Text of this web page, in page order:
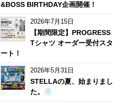
&BOSS BIRTHDAY企画開催！
2026年7月15日
【期間限定】PROGRESS
Tシャツ オーダー受付スタ
ート！
2026年5月31日
STELLAの夏、始まりまし
た。